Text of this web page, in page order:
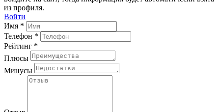
из профиля.
Войти
Имя *
Телефон *
Рейтинг *
Плюсы
Минусы